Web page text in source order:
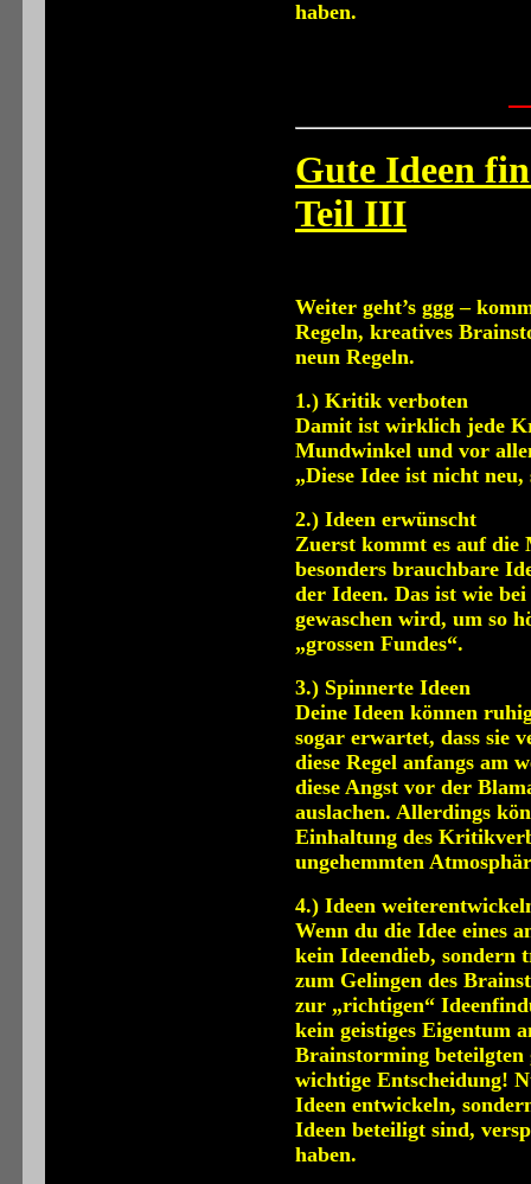
haben.
Gute Ideen
Teil III
Weiter geht’s ggg –
Regeln, kreatives
neun Regeln.
1.) Kritik verboten
Damit ist wirklich jede
Mundwinkel und vor
„Diese Idee ist nicht
2.) Ideen erwünscht
Zuerst kommt es auf die
besonders brauchbare
der Ideen. Das ist wie
gewaschen wird, um so
„grossen Fundes“.
3.) Spinnerte Ideen
Deine Ideen können
sogar erwartet, dass sie
diese Regel anfangs am
diese Angst vor der
auslachen. Allerdings
Einhaltung des
ungehemmten
4.) Ideen
Wenn du die Idee eines
kein Ideendieb,
zum Gelingen des
zur „richtigen“
kein geistiges Eigentum
Brainstorming beteilgten
wichtige Entscheidung!
Ideen entwickeln,
Ideen beteiligt sind,
haben.